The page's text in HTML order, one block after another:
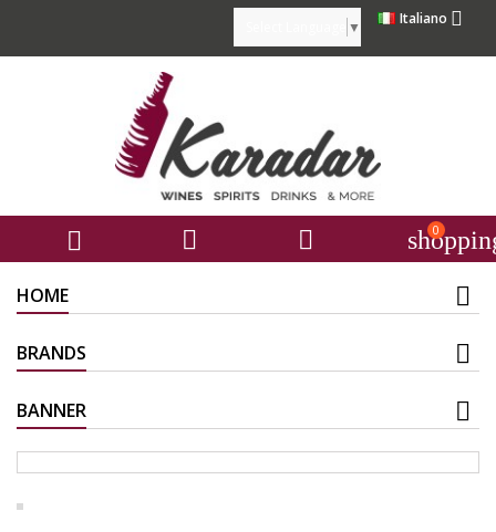
Italiano 
▼
   0
HOME
BRANDS
BANNER